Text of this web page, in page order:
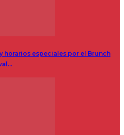
horarios especiales por el Brunch